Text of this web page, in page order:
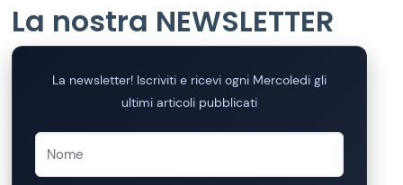
La nostra NEWSLETTER
La newsletter! Iscriviti e ricevi ogni Mercoledi gli
ultimi articoli pubblicati